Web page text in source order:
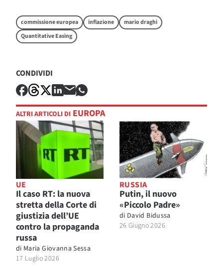
commissione europea inflazione
mario draghi
Quantitative Easing
CONDIVIDI
ALTRI ARTICOLI DI EUROPA
UE
Il caso RT: la nuova
stretta della Corte di
giustizia dell’UE
contro la propaganda
russa
di Maria Giovanna Sessa
17 Luglio 2026
RUSSIA
Putin, il nuovo
«Piccolo Padre»
di David Bidussa
26 Giugno 2026